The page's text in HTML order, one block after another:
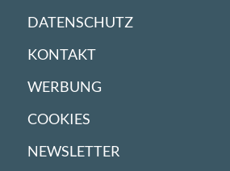
DATENSCHUTZ
KONTAKT
WERBUNG
COOKIES
NEWSLETTER